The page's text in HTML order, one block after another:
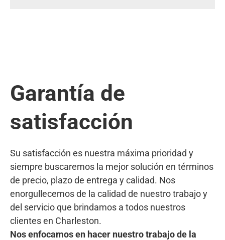
Garantía de
satisfacción
Su satisfacción es nuestra máxima prioridad y
siempre buscaremos la mejor solución en términos
de precio, plazo de entrega y calidad. Nos
enorgullecemos de la calidad de nuestro trabajo y
del servicio que brindamos a todos nuestros
clientes en Charleston.
Nos enfocamos en hacer nuestro trabajo de la